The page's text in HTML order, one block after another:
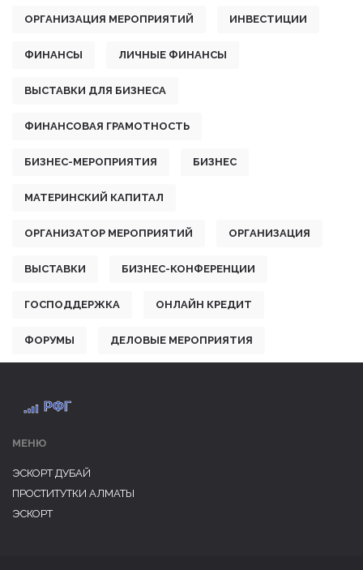
ОРГАНИЗАЦИЯ МЕРОПРИЯТИЙ ИНВЕСТИЦИИ
ФИНАНСЫ ЛИЧНЫЕ ФИНАНСЫ
ВЫСТАВКИ ДЛЯ БИЗНЕСА
ФИНАНСОВАЯ ГРАМОТНОСТЬ
БИЗНЕС-МЕРОПРИЯТИЯ БИЗНЕС
МАТЕРИНСКИЙ КАПИТАЛ
ОРГАНИЗАТОР МЕРОПРИЯТИЙ ОРГАНИЗАЦИЯ
ВЫСТАВКИ БИЗНЕС-КОНФЕРЕНЦИИ
ГОСПОДДЕРЖКА ОНЛАЙН КРЕДИТ
ФОРУМЫ ДЕЛОВЫЕ МЕРОПРИЯТИЯ
МЕНЮ
ЭСКОРТ ДУБАЙ
ПРОСТИТУТКИ АЛМАТЫ
ЭСКОРТ